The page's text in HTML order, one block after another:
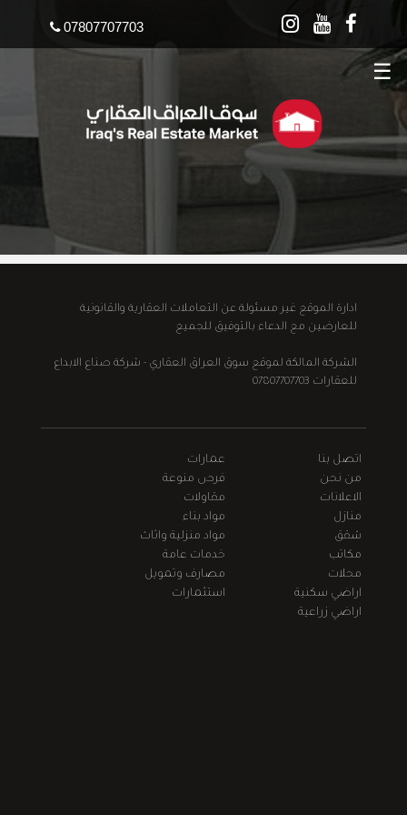
07807707703
☰
ادارة الموقع غير مسئولة عن التعاملات العقارية والقانونية
للعارضين مع الدعاء بالتوفيق للجميع
الشركة المالكة لموقع سوق العراق العقاري - شركة صناع الابداع
للعقارات 07807707703
اتصل بنا
من نحن
الاعلانات
منازل
شقق
مكاتب
محلات
اراضي سكنية
اراضي زراعية
عمارات
فرص منوعة
مقاولات
مواد بناء
مواد منزلية واثاث
خدمات عامة
مصارف وتمويل
استثمارات